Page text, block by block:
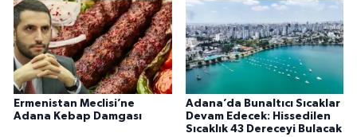
Ermenistan Meclisi’ne
Adana Kebap Damgası
Adana’da Bunaltıcı Sıcaklar
Devam Edecek: Hissedilen
Sıcaklık 43 Dereceyi Bulacak